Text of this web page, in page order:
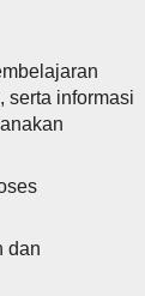
serta informasi
dan